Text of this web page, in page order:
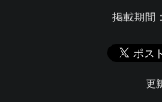
掲載期間：
更